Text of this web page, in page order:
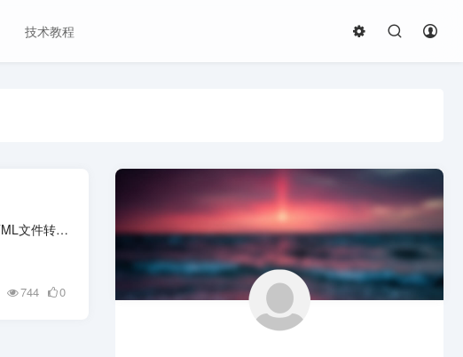
技术教程
软件介绍 CoolUtils Total HTML Converter是一款功能强大的HTML文件转换工具，可以将HTML文件转换为多种格式，包括PDF、DOC、...
744 0